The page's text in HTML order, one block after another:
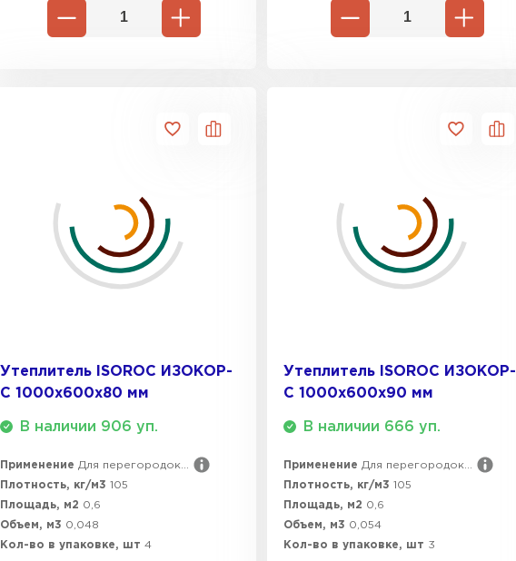
Утеплитель ISOROC ИЗОКОР-
С 1000х600х80 мм
В наличии 906 уп.
Применение Для перегородок...
Плотность, кг/м3 105
Площадь, м2 0,6
Объем, м3 0,048
Кол-во в упаковке, шт 4
Утеплитель ISOROC ИЗОКОР-
С 1000х600х90 мм
В наличии 666 уп.
Применение Для перегородок...
Плотность, кг/м3 105
Площадь, м2 0,6
Объем, м3 0,054
Кол-во в упаковке, шт 3
ПЕРЕЙТИ
Сэндвич-панели
ПЕРЕЙТИ
ВСЕ ПРОИЗВОДИТЕЛИ